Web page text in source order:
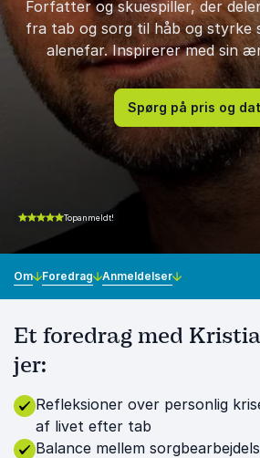
Forfatter og skuespiller, der
fra tab og sorg til håb og styrke
alenefar. Inspirerer med sin
Spørg på pris og
5.00 ud af 5Topanmeldt!
Om Foredrag Anmeldelser
Et foredrag med
jer:
Refleksioner over personlig
af livet efter tab
Balance mellem